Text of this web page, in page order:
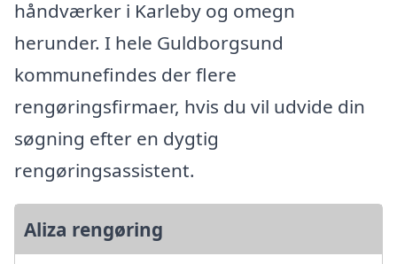
håndværker i Karleby og omegn
herunder. I hele Guldborgsund
kommunefindes der flere
rengøringsfirmaer, hvis du vil udvide din
søgning efter en dygtig
rengøringsassistent.
Aliza rengøring